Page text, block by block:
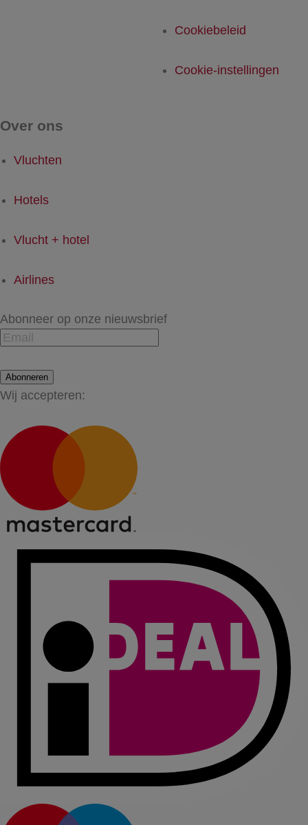
Cookiebeleid
Cookie-instellingen
Over ons
Vluchten
Hotels
Vlucht + hotel
Airlines
Abonneer op onze nieuwsbrief
Abonneren
Wij accepteren: